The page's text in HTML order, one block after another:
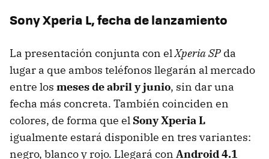
Sony Xperia L, fecha de lanzamiento
La presentación conjunta con elXperia SP da
lugar a que ambos teléfonos llegarán al mercado
entre los meses de abril y junio, sin dar una
fecha más concreta. También coinciden en
colores, de forma que el Sony Xperia L
igualmente estará disponible en tres variantes:
negro, blanco y rojo. Llegará con Android 4.1